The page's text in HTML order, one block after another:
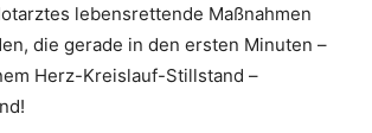
lebensrettende Maßnahmen
die gerade in den ersten Minuten –
Herz-Kreislauf-Stillstand –